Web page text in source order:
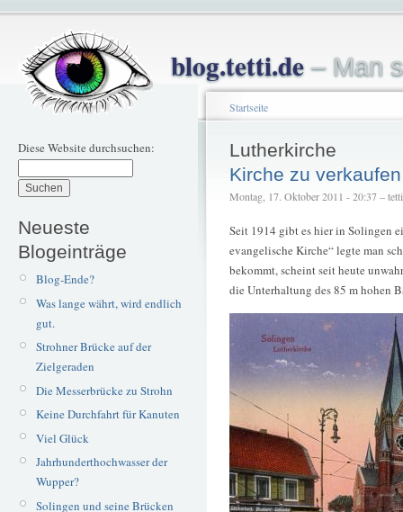
blog.tetti.de– Man
Diese Website durchsuchen:
Neueste
Blogeinträge
Blog-Ende?
Was lange währt, wird endlich
gut.
Strohner Brücke auf der
Zielgeraden
Die Messerbrücke zu Strohn
Keine Durchfahrt für Kanuten
Viel Glück
Jahrhunderthochwasser der
Wupper?
Solingen und seine Brücken
Startseite
Lutherkirche
Kirche zu verkaufen
Montag, 17. Oktober 2011 - 20:37 – tetti
Seit 1914 gibt es hier in Solingen
evangelische Kirche“ legte man
bekommt, scheint seit heute
die Unterhaltung des 85 m hohen